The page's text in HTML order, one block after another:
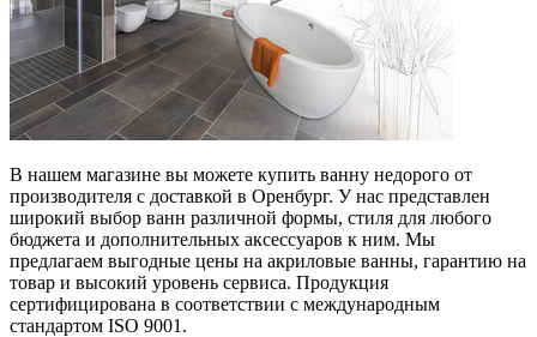
В нашем магазине вы можете купить ванну недорого от
производителя с доставкой в Оренбург. У нас представлен
широкий выбор ванн различной формы, стиля для любого
бюджета и дополнительных аксессуаров к ним. Мы
предлагаем выгодные цены на акриловые ванны, гарантию на
товар и высокий уровень сервиса. Продукция
сертифицирована в соответствии с международным
стандартом ISO 9001.